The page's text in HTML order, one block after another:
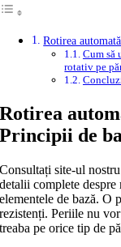
Rotirea
Cum să
rotativ pe
Rotirea
Principii de
Consultați site-ul
detalii complete
elementele de bază. O
rezistenți. Periile nu
treaba pe orice tip de